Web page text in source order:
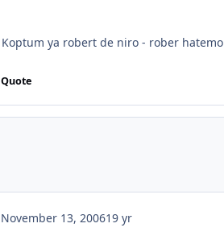
Koptum ya robert de niro - rober hatemo
Quote
November 13, 200619 yr